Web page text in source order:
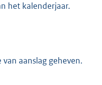
het kalenderjaar.
aanslag geheven.